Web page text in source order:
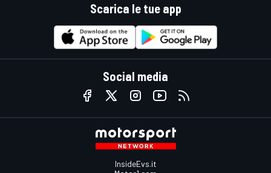
Scarica le tue app
Social media
InsideEvs.it